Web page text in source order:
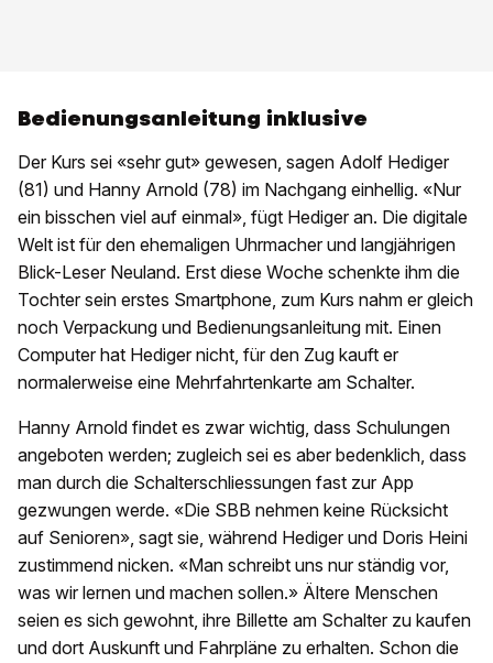
Bedienungsanleitung inklusive
Der Kurs sei «sehr gut» gewesen, sagen Adolf Hediger
(81) und Hanny Arnold (78) im Nachgang einhellig. «Nur
ein bisschen viel auf einmal», fügt Hediger an. Die digitale
Welt ist für den ehemaligen Uhrmacher und langjährigen
Blick-Leser Neuland. Erst diese Woche schenkte ihm die
Tochter sein erstes Smartphone, zum Kurs nahm er gleich
noch Verpackung und Bedienungsanleitung mit. Einen
Computer hat Hediger nicht, für den Zug kauft er
normalerweise eine Mehrfahrtenkarte am Schalter.
Hanny Arnold findet es zwar wichtig, dass Schulungen
angeboten werden; zugleich sei es aber bedenklich, dass
man durch die Schalterschliessungen fast zur App
gezwungen werde. «Die SBB nehmen keine Rücksicht
auf Senioren», sagt sie, während Hediger und Doris Heini
zustimmend nicken. «Man schreibt uns nur ständig vor,
was wir lernen und machen sollen.» Ältere Menschen
seien es sich gewohnt, ihre Billette am Schalter zu kaufen
und dort Auskunft und Fahrpläne zu erhalten. Schon die